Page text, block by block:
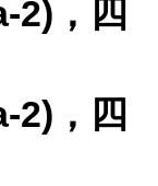
2)，四
2)，四